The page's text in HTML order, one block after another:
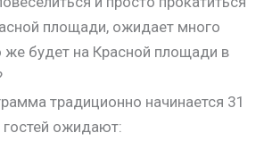
площади, ожидает много
же будет на Красной площади в
традиционно начинается 31
ожидают: